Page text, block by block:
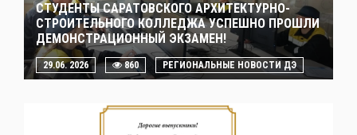
СТУДЕНТЫ САРАТОВСКОГО АРХИТЕКТУРНО-
СТРОИТЕЛЬНОГО КОЛЛЕДЖА УСПЕШНО ПРОШЛИ
ДЕМОНСТРАЦИОННЫЙ ЭКЗАМЕН!
29.06. 2026 860 РЕГИОНАЛЬНЫЕ НОВОСТИ ДЭ